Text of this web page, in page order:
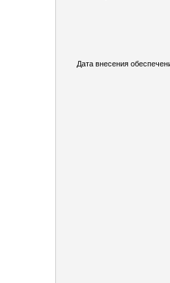
Дата внесения